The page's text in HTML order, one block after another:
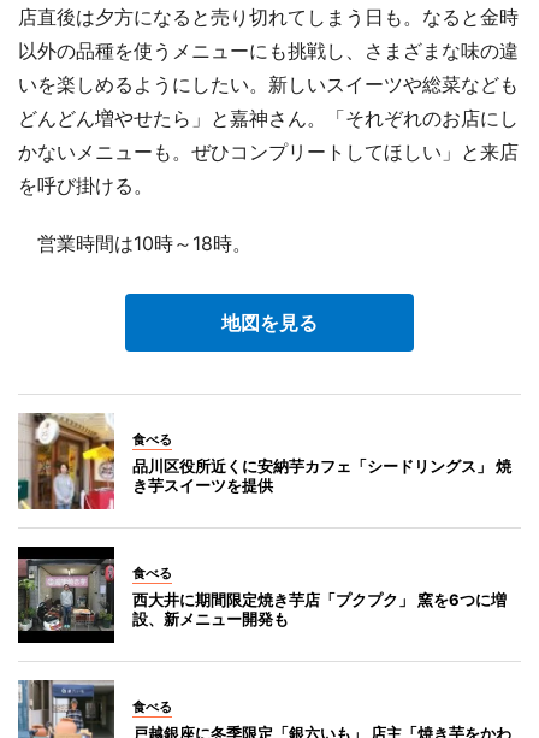
店直後は夕方になると売り切れてしまう日も。なると金時
以外の品種を使うメニューにも挑戦し、さまざまな味の違
いを楽しめるようにしたい。新しいスイーツや総菜なども
どんどん増やせたら」と嘉神さん。「それぞれのお店にし
かないメニューも。ぜひコンプリートしてほしい」と来店
を呼び掛ける。
営業時間は10時～18時。
地図を見る
食べる
品川区役所近くに安納芋カフェ「シードリングス」 焼
き芋スイーツを提供
食べる
西大井に期間限定焼き芋店「プクプク」 窯を6つに増
設、新メニュー開発も
食べる
戸越銀座に冬季限定「銀六いも」 店主「焼き芋をかわ